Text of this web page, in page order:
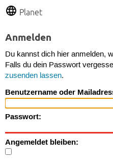
Planet
Anmelden
Du kannst dich hier anmelden,
Falls du dein Passwort
zusenden lassen.
Benutzername oder
Passwort:
Angemeldet bleiben: